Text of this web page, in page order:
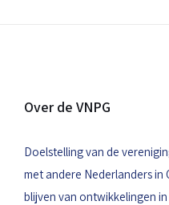
Over de VNPG
Doelstelling van de
met andere Nederlanders
blijven van ontwikkelingen